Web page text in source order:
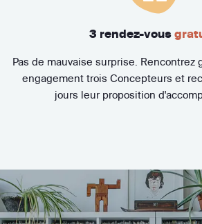
3 rendez-vous
Pas de mauvaise surprise. Rencontrez
engagement trois Concepteurs et
jours leur proposition